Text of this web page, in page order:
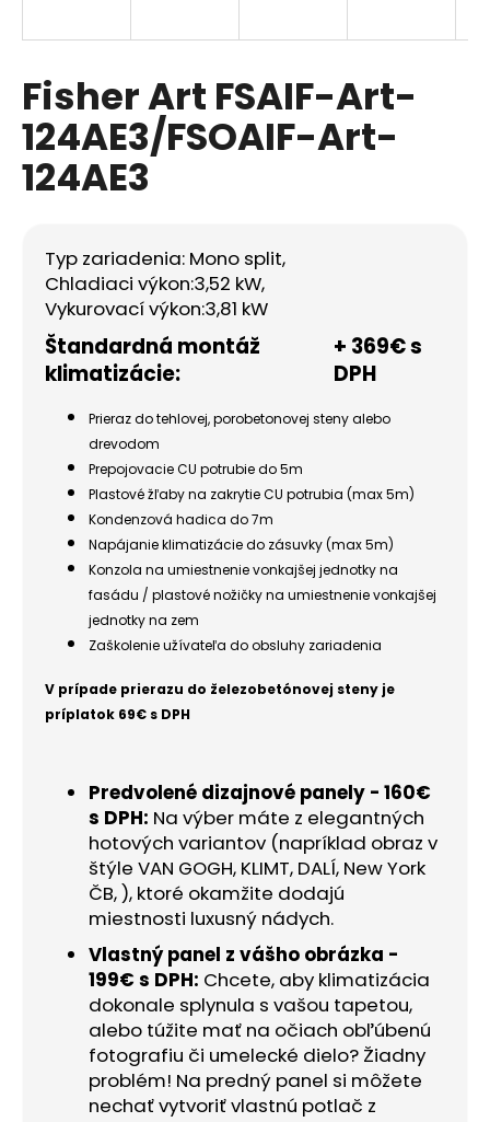
Fisher Art FSAIF-Art-
124AE3/FSOAIF-Art-
124AE3
Typ zariadenia: Mono split,
Chladiaci výkon:3,52 kW,
Vykurovací výkon:3,81 kW
Štandardná montáž
klimatizácie:
+ 369€ s
DPH
Prieraz do tehlovej, porobetonovej steny alebo
drevodom
Prepojovacie CU potrubie do 5m
Plastové žľaby na zakrytie CU potrubia (max 5m)
Kondenzová hadica do 7m
Napájanie klimatizácie do zásuvky (max 5m)
Konzola na umiestnenie vonkajšej jednotky na
fasádu / plastové nožičky na umiestnenie vonkajšej
jednotky na zem
Zaškolenie užívateľa do obsluhy zariadenia
V prípade prierazu do železobetónovej steny je
príplatok 69€ s DPH
Predvolené dizajnové panely - 160€
s DPH: Na výber máte z elegantných
hotových variantov (napríklad obraz v
štýle VAN GOGH, KLIMT, DALÍ, New York
ČB, ), ktoré okamžite dodajú
miestnosti luxusný nádych.
Vlastný panel z vášho obrázka -
199€ s DPH: Chcete, aby klimatizácia
dokonale splynula s vašou tapetou,
alebo túžite mať na očiach obľúbenú
fotografiu či umelecké dielo? Žiadny
problém! Na predný panel si môžete
nechať vytvoriť vlastnú potlač z
s
ť
?
HĽADAŤ